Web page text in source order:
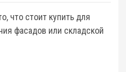
что стоит купить для
фасадов или складской